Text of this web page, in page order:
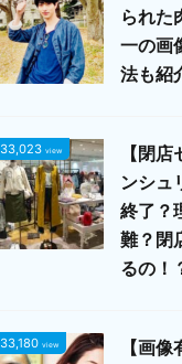
られた
一の画
法も紹
33,023 view
【閉
ンシュ
終了？
難？閉
るの！
33,180 view
【画